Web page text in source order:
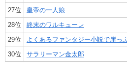
27位
皇帝の一人娘
28位
終末のワルキューレ
29位
よくあるファンタジー小説で崖っ
30位
サラリーマン金太郎